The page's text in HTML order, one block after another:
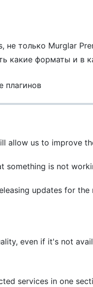
не только Murglar
какие форматы и в
плагинов
allow us to improve
something is not
updates for the
even if it's not
services in one